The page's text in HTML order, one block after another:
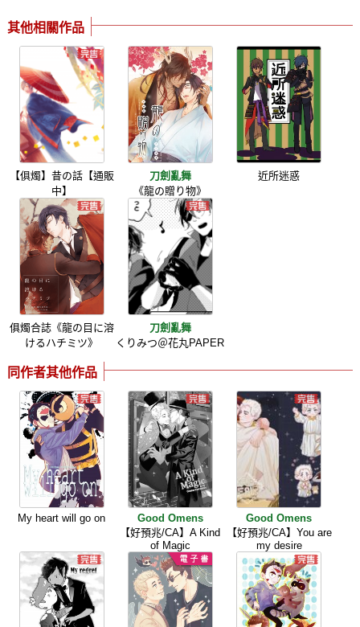
其他相關作品
【俱燭】昔の話【通販
中】
刀劍亂舞
《龍の贈り物》
近所迷惑
俱燭合誌《龍の目に溶
けるハチミツ 》
刀劍亂舞
くりみつ＠花丸PAPER
同作者其他作品
My heart will go on
Good Omens
【好預兆/CA】A Kind
of Magic
Good Omens
【好預兆/CA】You are
my desire